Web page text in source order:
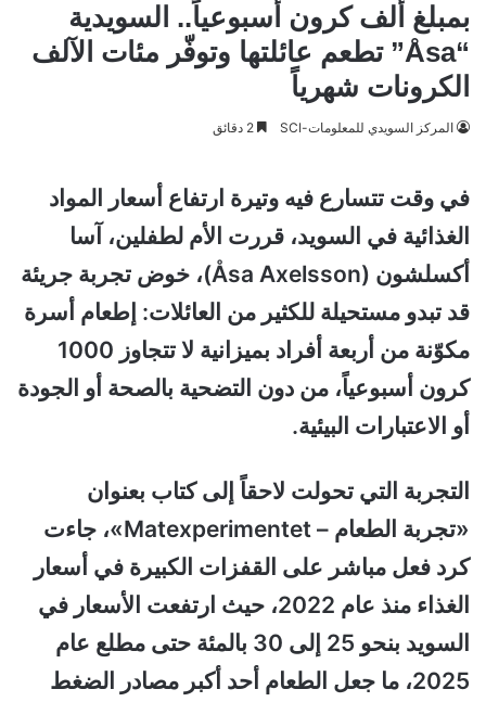
بمبلغ ألف كرون أسبوعياً.. السويدية
“Åsa” تطعم عائلتها وتوفّر مئات الآلف
الكرونات شهرياً
المركز السويدي للمعلومات-SCI
في وقت تتسارع فيه وتيرة ارتفاع أسعار المواد
الغذائية في السويد، قررت الأم لطفلين، آسا
أكسلشون (Åsa Axelsson)، خوض تجربة جريئة
قد تبدو مستحيلة للكثير من العائلات: إطعام أسرة
مكوّنة من أربعة أفراد بميزانية لا تتجاوز 1000
كرون أسبوعياً، من دون التضحية بالصحة أو الجودة
أو الاعتبارات البيئية.
التجربة التي تحولت لاحقاً إلى كتاب بعنوان
«تجربة الطعام – Matexperimentet»، جاءت
كرد فعل مباشر على القفزات الكبيرة في أسعار
الغذاء منذ عام 2022، حيث ارتفعت الأسعار في
السويد بنحو 25 إلى 30 بالمئة حتى مطلع عام
2025، ما جعل الطعام أحد أكبر مصادر الضغط